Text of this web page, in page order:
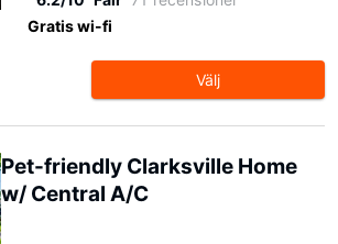
Gratis wi-fi
Välj
Pet-friendly Clarksville Home
w/ Central A/C